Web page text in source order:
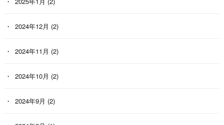
2024年12月 (2)
2024年11月 (2)
2024年10月 (2)
2024年9月 (2)